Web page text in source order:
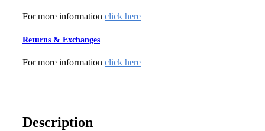
For more information click here
Returns & Exchanges
For more information click here
Description